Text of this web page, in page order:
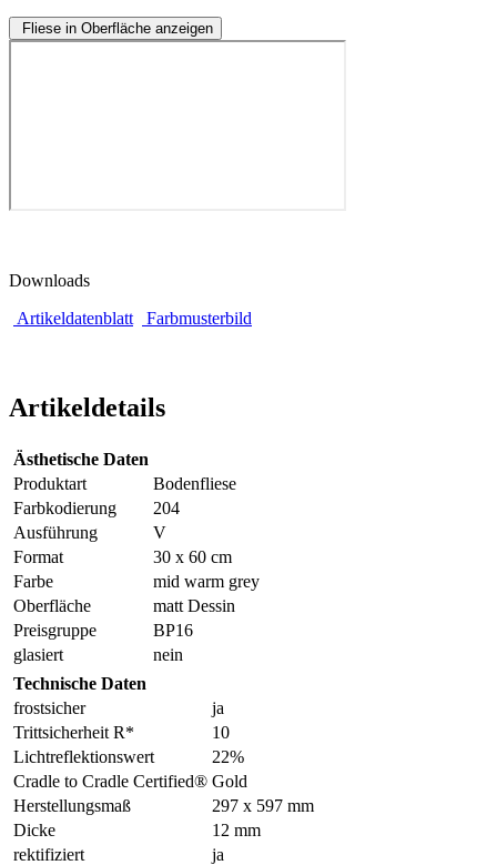
Fliese in Oberfläche anzeigen
Downloads
Artikeldatenblatt
Farbmusterbild
Artikeldetails
Ästhetische Daten
Produktart
Bodenfliese
Farbkodierung
204
Ausführung
V
Format
30 x 60 cm
Farbe
mid warm grey
Oberfläche
matt Dessin
Preisgruppe
BP16
glasiert
nein
Technische Daten
frostsicher
ja
Trittsicherheit R*
10
Lichtreflektionswert
22%
Cradle to Cradle Certified® Gold
Herstellungsmaß
297 x 597 mm
Dicke
12 mm
rektifiziert
ja